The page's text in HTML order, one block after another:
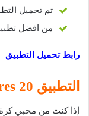
تم تحميل التطبيق من 100 إلي
من افضل
رابط تحميل التطبيق
التطبيق 20 Football Scores – 365Scores
إذا كنت من محبي